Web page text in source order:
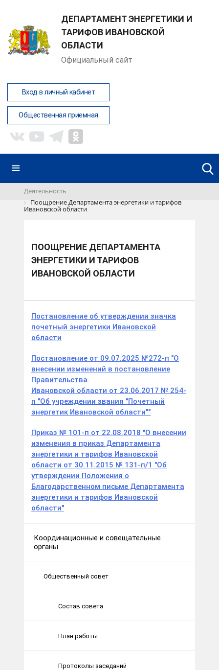
ДЕПАРТАМЕНТ ЭНЕРГЕТИКИ И
ТАРИФОВ ИВАНОВСКОЙ
ОБЛАСТИ
Официальный сайт
Вход в личный кабинет
Общественная приемная
Деятельность
Поощрение Департамента энергетики и тарифов
Ивановской области
ПООЩРЕНИЕ ДЕПАРТАМЕНТА
ЭНЕРГЕТИКИ И ТАРИФОВ
ИВАНОВСКОЙ ОБЛАСТИ
Постановление об утверждении значка
почетный энергетики Ивановской
области
Постановление от 09.07.2025 №272-п "О
внесении изменений в постановление
Правительства
Ивановской области от 23.06.2017 № 254-
п "Об учреждении звания "Почетный
энергетик Ивановской области""
Приказ № 101-п от 22.08.2018 "О внесении
изменения в приказ Департамента
энергетики и тарифов Ивановской
области от 30.11.2015 № 131-п/1 "Об
утверждении Положения о
Благодарственном письме Департамента
энергетики и тарифов Ивановской
области"
Координационные и совещательные
органы
Общественный совет
Состав совета
План работы
Протоколы заседаний